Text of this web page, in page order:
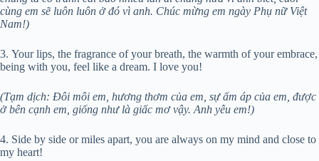
cùng em sẽ luôn luôn ở đó vì anh. Chúc mừng em ngày Phụ nữ Việt
Nam!)
3. Your lips, the fragrance of your breath, the warmth of your embrace,
being with you, feel like a dream. I love you!
(Tạm dịch: Đôi môi em, hương thơm của em, sự ấm áp của em, được
ở bên cạnh em, giống như là giấc mơ vậy. Anh yêu em!)
4. Side by side or miles apart, you are always on my mind and close to
my heart!